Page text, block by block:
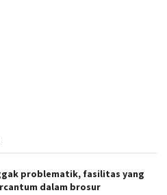
problematik, fasilitas yang
dalam brosur